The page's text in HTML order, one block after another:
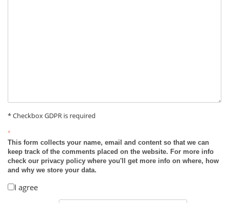
* Checkbox GDPR is required
*
This form collects your name, email and content so that we can
keep track of the comments placed on the website. For more info
check our privacy policy where you'll get more info on where, how
and why we store your data.
I agree